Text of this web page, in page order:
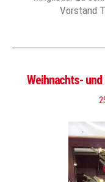
Vorstand
Weihnachts- und